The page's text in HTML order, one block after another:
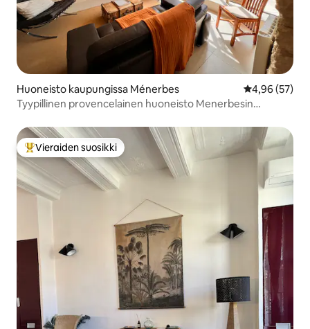
Huoneisto kaupungissa Ménerbes
4,96 (57)
Tyypillinen provencelainen huoneisto Menerbesin
Vieraiden suosikkien parhaimmistoa
Vieraiden suosikki